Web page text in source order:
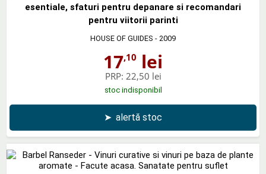
esentiale, sfaturi pentru depanare si recomandari
pentru viitorii parinti
HOUSE OF GUIDES - 2009
17,10 lei
PRP: 22,50 lei
stoc indisponibil
➤ alertă stoc